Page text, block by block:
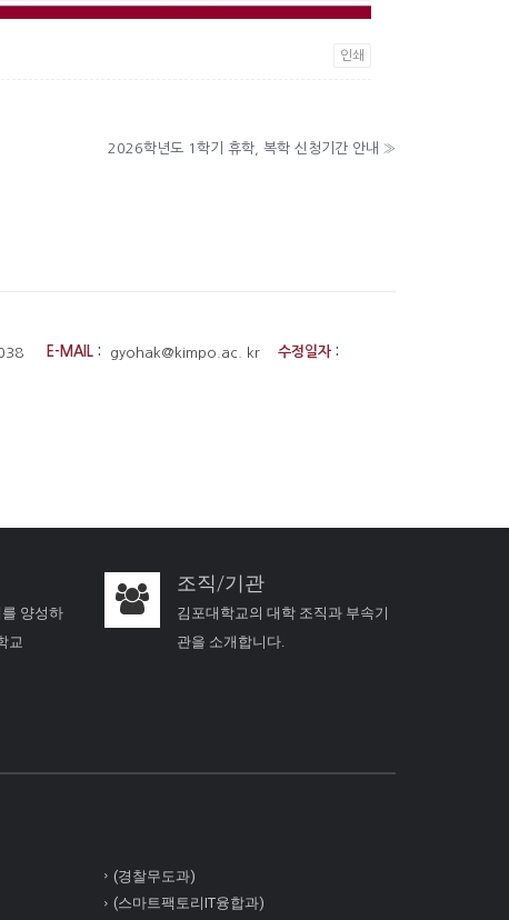
인쇄
2026학년도 1학기 휴학, 복학 신청기간 안내 »
E-MAIL : gyohak@kimpo.ac. kr 수정일자 :
양성하
교
조직/기관
김포대학교의 대학 조직과 부속기
관을 소개합니다.
(경찰무도과)
(스마트팩토리IT융합과)